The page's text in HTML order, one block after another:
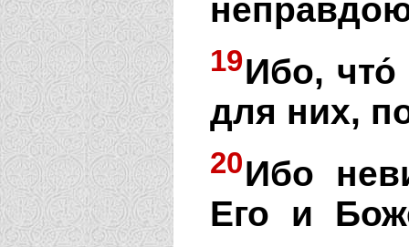
19Ибо,
для них,
20Ибо
Его и